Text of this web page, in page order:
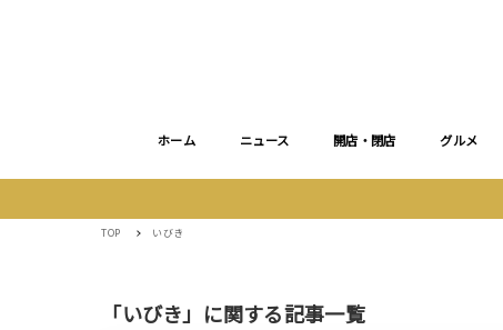
ホーム ニュース 開店・閉店 グルメ
TOP いびき
「いびき」に関する記事一覧